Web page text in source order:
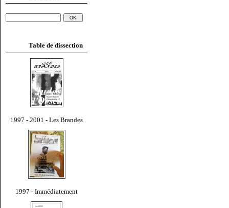
Table de dissection
1997 - 2001 - Les Brandes
1997 - Immédiatement